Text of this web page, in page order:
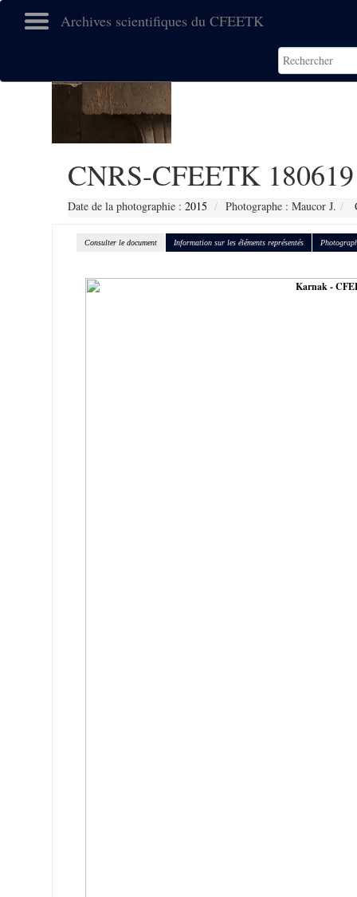
Archives scientifiques du CFEETK
CNRS-CFEETK 180619
Date de la photographie : 2015 Photographe : Maucor J.
Consulter le document Information sur les éléments représentés